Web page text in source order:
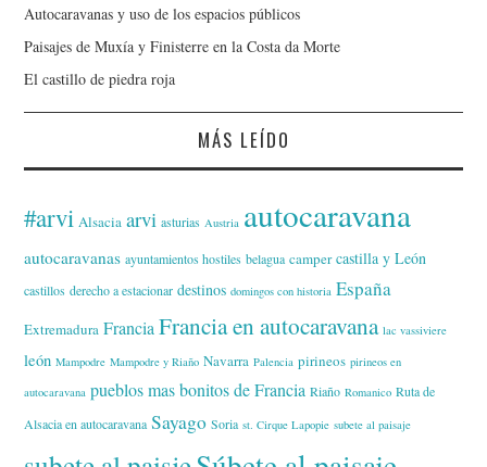
Autocaravanas y uso de los espacios públicos
Paisajes de Muxía y Finisterre en la Costa da Morte
El castillo de piedra roja
MÁS LEÍDO
#arvi Alsacia arvi asturias Austria autocaravana
autocaravanas ayuntamientos hostiles belagua camper castilla y León
castillos derecho a estacionar destinos domingos con historia España
Extremadura Francia Francia en autocaravana lac vassiviere
león Mampodre Mampodre y Riaño Navarra Palencia pirineos pirineos en
autocaravana pueblos mas bonitos de Francia Riaño Romanico Ruta de
Alsacia en autocaravana Sayago Soria st. Cirque Lapopie subete al paisaje